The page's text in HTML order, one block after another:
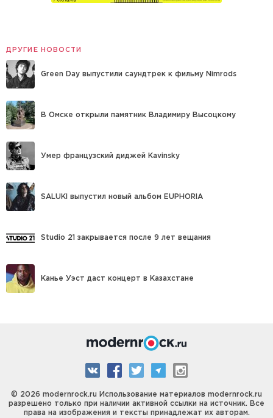
ДРУГИЕ НОВОСТИ
Green Day выпустили саундтрек к фильму Nimrods
В Омске открыли памятник Владимиру Высоцкому
Умер французский диджей Kavinsky
SALUKI выпустил новый альбом EUPHORIA
Studio 21 закрывается после 9 лет вещания
Канье Уэст даст концерт в Казахстане
© 2026 modernrock.ru Использование материалов modernrock.ru
разрешено только при наличии активной ссылки на источник. Все
права на изображения и тексты принадлежат их авторам.